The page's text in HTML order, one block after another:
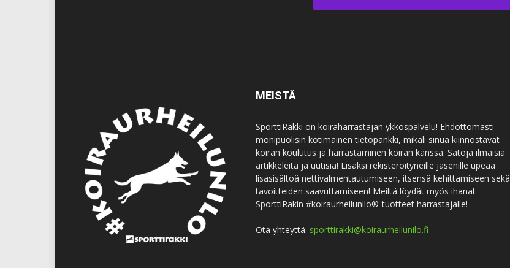
MEISTÄ
SporttiRakki on koiraharrastajan ykköspalvelu! Ehdottomasti
monipuolisin kotimainen tietopankki, mikäli sinua kiinnostavat
koiran koulutus ja harrastaminen koiran kanssa. Satoja ilmaisia
artikkeleita ja uutisia! Lisäksi rekisteröityneille jäsenille upeaa
lisäsisältöä nettivalmentautumiseen, itsensä kehittämiseen sekä
tavoitteiden saavuttamiseen! Meiltä löydät myös ihanat
SporttiRakin #koiraurheilunilo®-tuotteet harrastajalle!
Ota yhteyttä: sporttirakki@koiraurheilunilo.fi